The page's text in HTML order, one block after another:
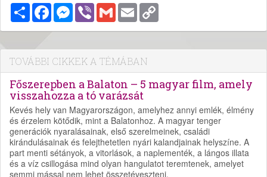
MegosztásFacebookMessenger
Viber Gmail Email
TOVÁBBI CIKKEK A TÉMÁBAN
Főszerepben a Balaton – 5 magyar film, amely
visszahozza a tó varázsát
Kevés hely van Magyarországon, amelyhez annyi emlék, élmény
és érzelem kötődik, mint a Balatonhoz. A magyar tenger
generációk nyaralásainak, első szerelmeinek, családi
kirándulásainak és felejthetetlen nyári kalandjainak helyszíne. A
part menti sétányok, a vitorlások, a naplementék, a lángos illata
és a víz csillogása mind olyan hangulatot teremtenek, amelyet
semmi mással nem lehet összetéveszteni.